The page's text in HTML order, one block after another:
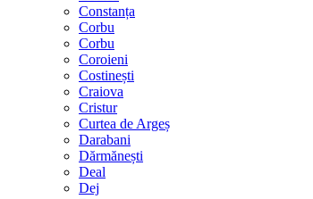
Constanța
Corbu
Corbu
Coroieni
Costinești
Craiova
Cristur
Curtea de Argeș
Darabani
Dărmănești
Deal
Dej